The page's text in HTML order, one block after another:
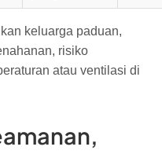
keluarga paduan,
risiko
atau ventilasi di